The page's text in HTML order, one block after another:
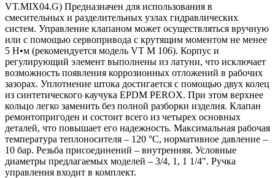
VT.MIX04.G) Предназначен для использования в
смесительных и разделительных узлах гидравлических
систем. Управление клапаном может осуществляться вручную
или с помощью сервопривода с крутящим моментом не менее
5 Н•м (рекомендуется модель VT M 106). Корпус и
регулирующий элемент выполнены из латуни, что исключает
возможность появления коррозионных отложений в рабочих
зазорах. Уплотнение штока достигается с помощью двух колец
из синтетического каучука EPDM PEROX. При этом верхнее
кольцо легко заменить без полной разборки изделия. Клапан
ремонтопригоден и состоит всего из четырех основных
деталей, что повышает его надежность. Максимальная рабочая
температура теплоносителя – 120 °C, нормативное давление –
10 бар. Резьба присоединений – внутренняя. Условные
диаметры предлагаемых моделей – 3/4, 1, 1 1/4". Ручка
управления входит в комплект.